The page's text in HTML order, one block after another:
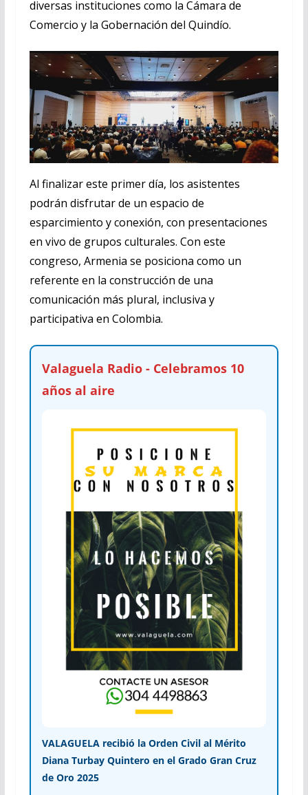
diversas instituciones como la Cámara de
Comercio y la Gobernación del Quindío.
Al finalizar este primer día, los asistentes
podrán disfrutar de un espacio de
esparcimiento y conexión, con presentaciones
en vivo de grupos culturales. Con este
congreso, Armenia se posiciona como un
referente en la construcción de una
comunicación más plural, inclusiva y
participativa en Colombia.
Valaguela Radio - Celebramos 10
años al aire
VALAGUELA recibió la Orden Civil al Mérito
Diana Turbay Quintero en el Grado Gran Cruz
de Oro 2025